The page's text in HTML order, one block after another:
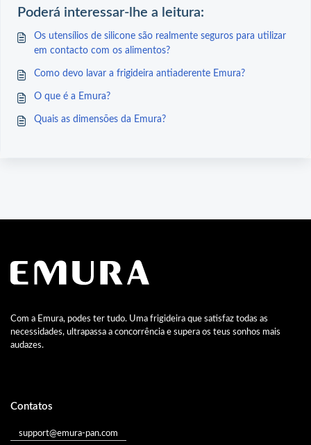
Poderá interessar-lhe a leitura:
Os utensílios de silicone são realmente seguros para utilizar
em contacto com os alimentos?
Como devo lavar a frigideira antiaderente Emura?
O que é a Emura?
Quais as dimensões da Emura?
Com a Emura, podes ter tudo. Uma frigideira que satisfaz todas as
necessidades, ultrapassa a concorrência e supera os teus sonhos mais
audazes.
Contatos
support@emura-pan.com